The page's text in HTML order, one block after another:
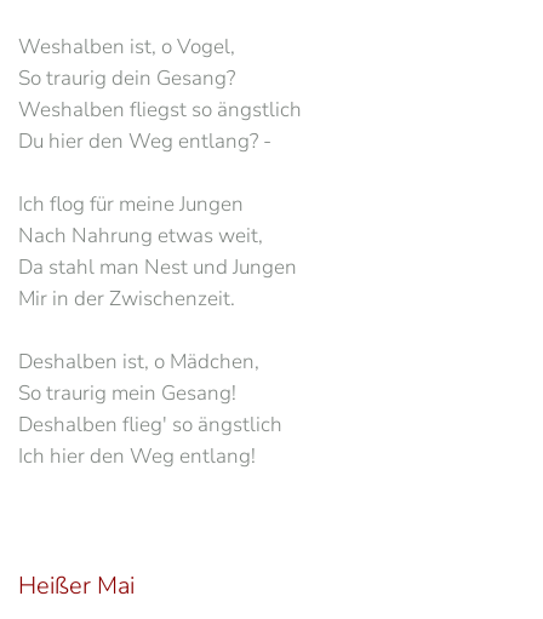
Weshalben ist, o Vogel,
So traurig dein Gesang?
Weshalben fliegst so ängstlich
Du hier den Weg entlang? -
Ich flog für meine Jungen
Nach Nahrung etwas weit,
Da stahl man Nest und Jungen
Mir in der Zwischenzeit.
Deshalben ist, o Mädchen,
So traurig mein Gesang!
Deshalben flieg' so ängstlich
Ich hier den Weg entlang!
Heißer Mai